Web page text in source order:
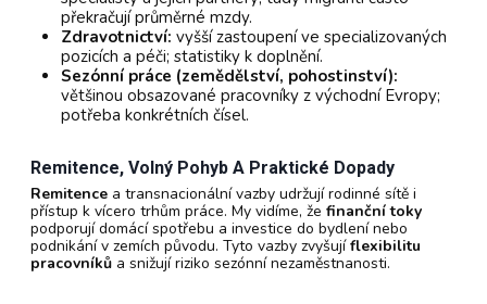
překračují průměrné mzdy.
Zdravotnictví: vyšší zastoupení ve specializovaných
pozicích a péči; statistiky k doplnění.
Sezónní práce (zemědělství, pohostinství):
většinou obsazované pracovníky z východní Evropy;
potřeba konkrétních čísel.
Remitence, Volný Pohyb A Praktické Dopady
Remitence a transnacionální vazby udržují rodinné sítě i
přístup k vícero trhům práce. My vidíme, že finanční toky
podporují domácí spotřebu a investice do bydlení nebo
podnikání v zemích původu. Tyto vazby zvyšujíflexibilitu
pracovníků a snižují riziko sezónní nezaměstnanosti.